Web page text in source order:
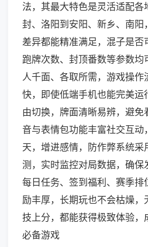
法，其最大特色是灵活适配各
封、洛阳到安阳、新乡、南阳
差异都能精准满足，混子是否
跑牌次数、封顶番数等参数
人千面、各取所需，游戏操
快，即使低端手机也能完美运
由切换，牌面清晰易辨，避
音与表情包功能丰富社交互动
天，增进感情，防作弊系统采
测，实时监控对局数据，确保
每日任务、签到福利、赛季排
励丰厚，长期玩也不会枯燥
技上分，都能获得极致体验，
必备游戏